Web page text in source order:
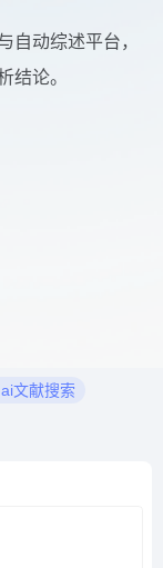
自动综述平台，
结论。
文献搜索